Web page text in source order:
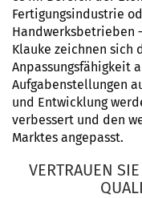
Fertigungsindustrie
Handwerksbetrieben
Klauke zeichnen
Anpassungsfähigkeit
Aufgabenstellungen
und Entwicklung
verbessert und den
Marktes angepasst.
VERTRAUEN